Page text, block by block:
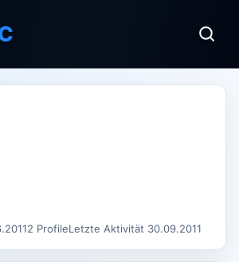
2 ProfileLetzte Aktivität 30.09.2011